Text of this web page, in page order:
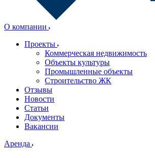
О компании
Проекты
Коммерческая недвижимость
Объекты культуры
Промышленные объекты
Строительство ЖК
Отзывы
Новости
Статьи
Документы
Вакансии
Аренда